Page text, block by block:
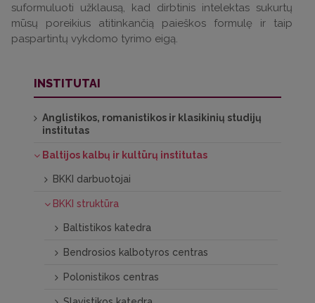
suformuluoti užklausą, kad dirbtinis intelektas sukurtų
mūsų poreikius atitinkančią paieškos formulę ir taip
paspartintų vykdomo tyrimo eigą.
INSTITUTAI
Anglistikos, romanistikos ir klasikinių studijų
institutas
Baltijos kalbų ir kultūrų institutas
BKKI darbuotojai
BKKI struktūra
Baltistikos katedra
Bendrosios kalbotyros centras
Polonistikos centras